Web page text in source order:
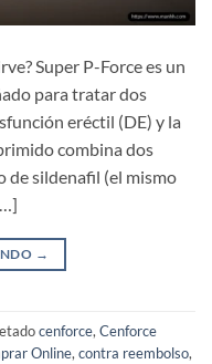
Super P-Force es un
para tratar dos
eréctil (DE) y la
combina dos
de sildenafil (el mismo
→
cenforce, Cenforce
Online, contra reembolso,